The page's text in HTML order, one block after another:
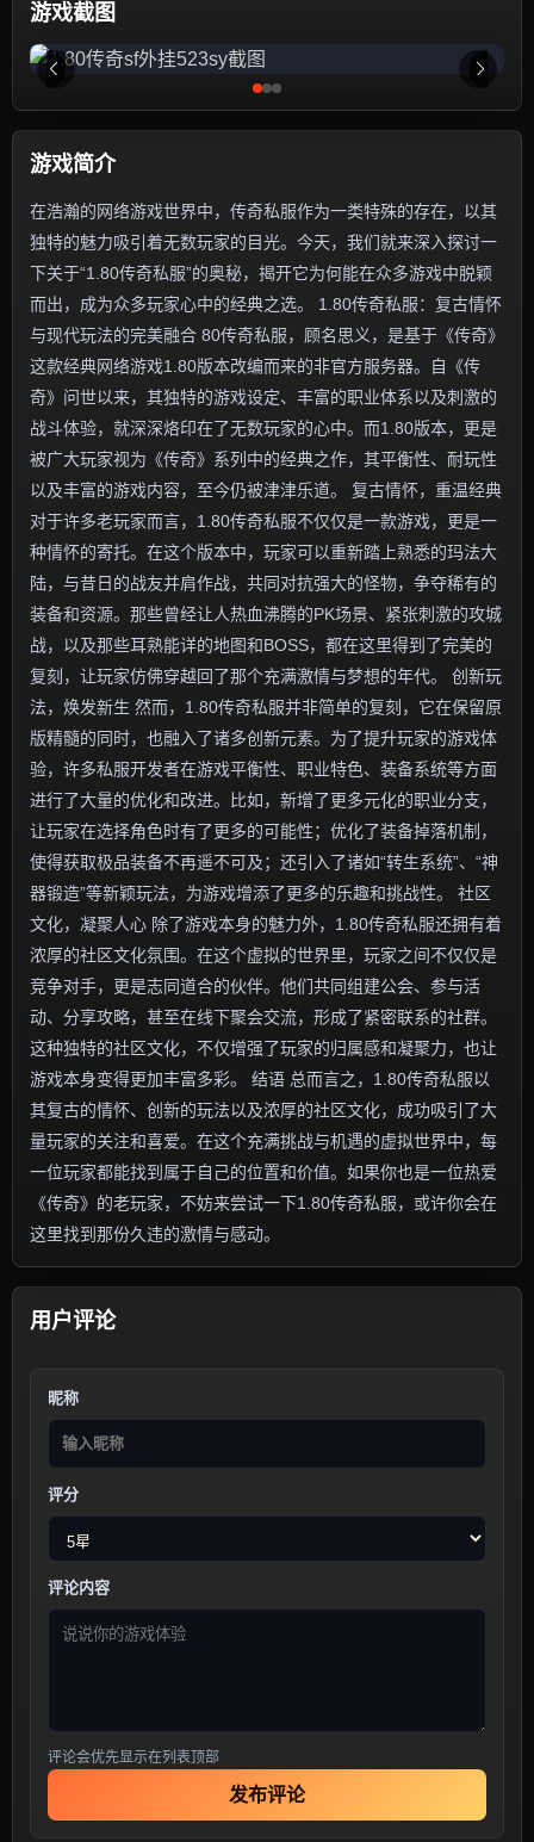
游戏截图
游戏简介
在浩瀚的网络游戏世界中，传奇私服作为一类特殊的存在，以其
独特的魅力吸引着无数玩家的目光。今天，我们就来深入探讨一
下关于“1.80传奇私服”的奥秘，揭开它为何能在众多游戏中脱颖
而出，成为众多玩家心中的经典之选。 1.80传奇私服：复古情怀
与现代玩法的完美融合 80传奇私服，顾名思义，是基于《传奇》
这款经典网络游戏1.80版本改编而来的非官方服务器。自《传
奇》问世以来，其独特的游戏设定、丰富的职业体系以及刺激的
战斗体验，就深深烙印在了无数玩家的心中。而1.80版本，更是
被广大玩家视为《传奇》系列中的经典之作，其平衡性、耐玩性
以及丰富的游戏内容，至今仍被津津乐道。 复古情怀，重温经典
对于许多老玩家而言，1.80传奇私服不仅仅是一款游戏，更是一
种情怀的寄托。在这个版本中，玩家可以重新踏上熟悉的玛法大
陆，与昔日的战友并肩作战，共同对抗强大的怪物，争夺稀有的
装备和资源。那些曾经让人热血沸腾的PK场景、紧张刺激的攻城
战，以及那些耳熟能详的地图和BOSS，都在这里得到了完美的
复刻，让玩家仿佛穿越回了那个充满激情与梦想的年代。 创新玩
法，焕发新生 然而，1.80传奇私服并非简单的复刻，它在保留原
版精髓的同时，也融入了诸多创新元素。为了提升玩家的游戏体
验，许多私服开发者在游戏平衡性、职业特色、装备系统等方面
进行了大量的优化和改进。比如，新增了更多元化的职业分支，
让玩家在选择角色时有了更多的可能性；优化了装备掉落机制，
使得获取极品装备不再遥不可及；还引入了诸如“转生系统”、“神
器锻造”等新颖玩法，为游戏增添了更多的乐趣和挑战性。 社区
文化，凝聚人心 除了游戏本身的魅力外，1.80传奇私服还拥有着
浓厚的社区文化氛围。在这个虚拟的世界里，玩家之间不仅仅是
竞争对手，更是志同道合的伙伴。他们共同组建公会、参与活
动、分享攻略，甚至在线下聚会交流，形成了紧密联系的社群。
这种独特的社区文化，不仅增强了玩家的归属感和凝聚力，也让
游戏本身变得更加丰富多彩。 结语 总而言之，1.80传奇私服以
其复古的情怀、创新的玩法以及浓厚的社区文化，成功吸引了大
量玩家的关注和喜爱。在这个充满挑战与机遇的虚拟世界中，每
一位玩家都能找到属于自己的位置和价值。如果你也是一位热爱
《传奇》的老玩家，不妨来尝试一下1.80传奇私服，或许你会在
这里找到那份久违的激情与感动。
用户评论
昵称
评分
评论内容
评论会优先显示在列表顶部
发布评论